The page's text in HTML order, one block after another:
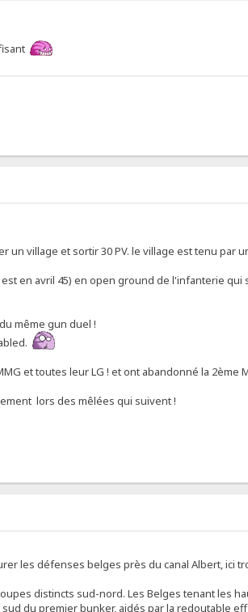
village et sortir 30 PV. le village est tenu par
en avril 45) en open ground de l'infanterie qui
même gun duel !
et toutes leur LG ! et ont abandonné la 2ème
lors des mêlées qui suivent !
les défenses belges près du canal Albert, ici
distincts sud-nord. Les Belges tenant les
du premier bunker, aidés par la redoutable